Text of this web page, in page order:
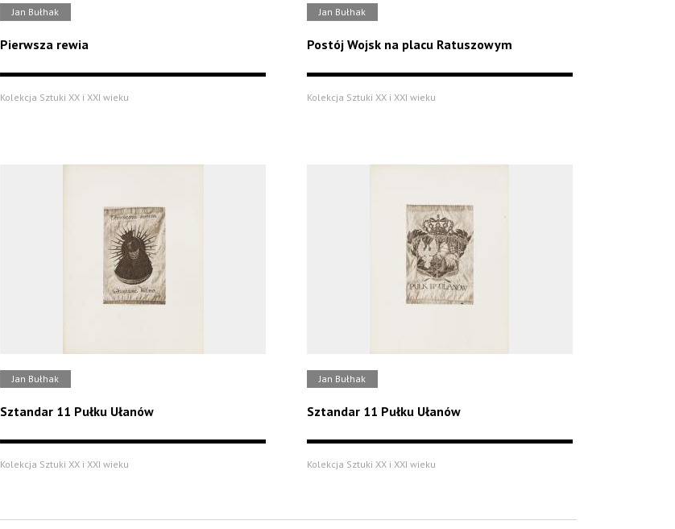
Jan Bułhak
Pierwsza rewia
Kolekcja Sztuki XX i XXI wieku
Jan Bułhak
Postój Wojsk na placu Ratuszowym
Kolekcja Sztuki XX i XXI wieku
Jan Bułhak
Sztandar 11 Pułku Ułanów
Kolekcja Sztuki XX i XXI wieku
Jan Bułhak
Sztandar 11 Pułku Ułanów
Kolekcja Sztuki XX i XXI wieku